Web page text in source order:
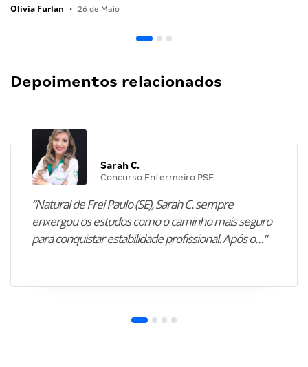
Olivia Furlan • 26 de Maio
Depoimentos relacionados
Sarah C.
Concurso Enfermeiro PSF
“Natural de Frei Paulo (SE), Sarah C. sempre
enxergou os estudos como o caminho mais seguro
para conquistar estabilidade profissional. Após o…”